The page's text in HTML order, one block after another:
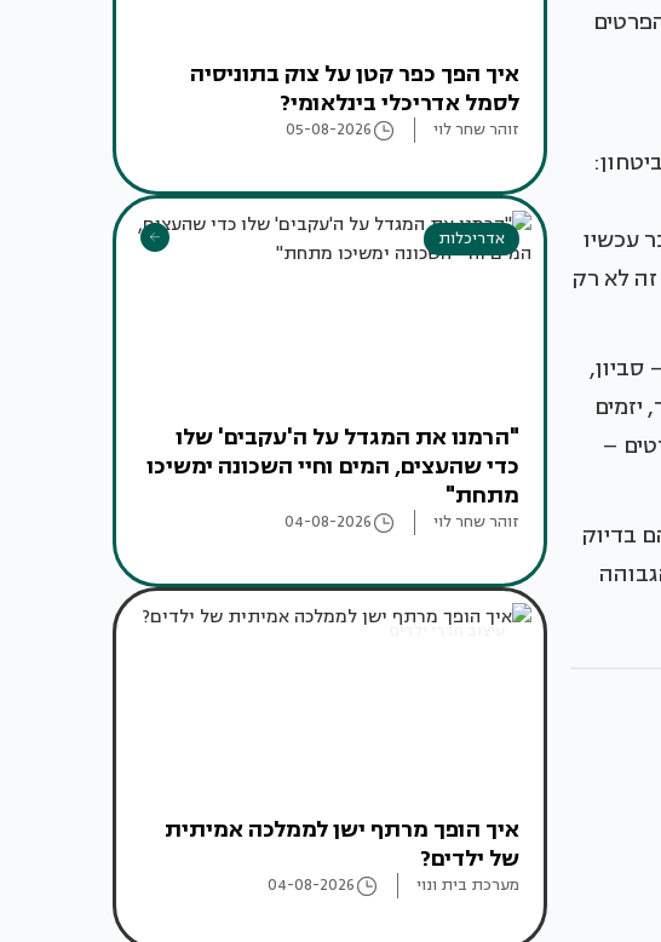
עכשיו
לא רק
יזמים
–
בדיוק
איך הפך כפר קטן על צוק בתוניסיה
לסמל אדריכלי בינלאומי?
זוהר שחר לוי 05-08-2026
אדריכלות
"הרמנו את המגדל על ה'עקבים' שלו
כדי שהעצים, המים וחיי השכונה ימשיכו
מתחת"
זוהר שחר לוי 04-08-2026
עיצוב חדרי ילדים
איך הופך מרתף ישן לממלכה אמיתית
של ילדים?
מערכת בית ונוי 04-08-2026